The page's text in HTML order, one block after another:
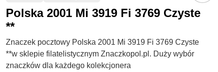
Polska 2001 Mi 3919 Fi 3769 Czyste
**
Znaczek pocztowy Polska 2001 Mi 3919 Fi 3769 Czyste
**w sklepie filatelistycznym Znaczkopol.pl. Duży wybór
znaczków dla każdego kolekcjonera